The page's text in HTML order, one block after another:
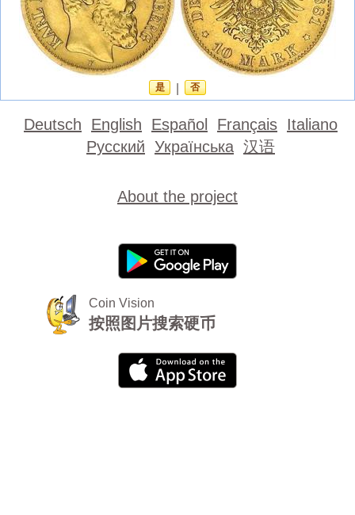
是 否
Deutsch English Español Français Italiano
Русский Українська 汉语
About the project
Coin Vision
按照图片搜索硬币